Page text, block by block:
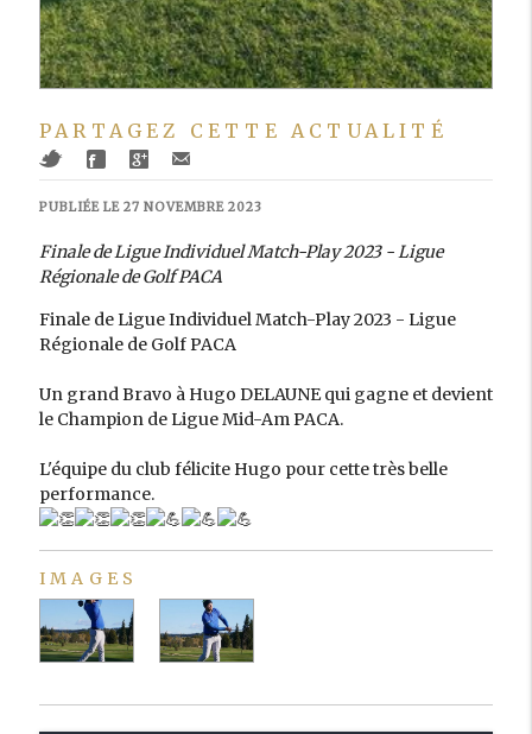
PARTAGEZ CETTE ACTUALITÉ
PUBLIÉE LE 27 NOVEMBRE 2023
Finale de Ligue Individuel Match-Play 2023 - Ligue
Régionale de Golf PACA
Finale de Ligue Individuel Match-Play 2023 - Ligue
Régionale de Golf PACA
Un grand Bravo à Hugo DELAUNE qui gagne et devient
le Champion de Ligue Mid-Am PACA.
L'équipe du club félicite Hugo pour cette très belle
performance.
IMAGES